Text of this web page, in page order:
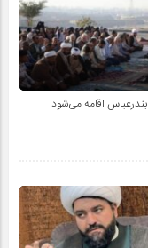
بندرعباس اقامه می‌شود